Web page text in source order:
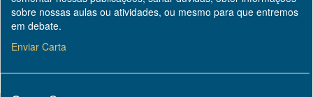
sobre nossas aulas ou atividades, ou mesmo para que entremos
em debate.
Enviar Carta